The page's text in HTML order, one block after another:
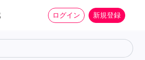
ログイン 新規登録